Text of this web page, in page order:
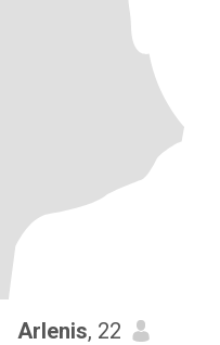
Arlenis, 22